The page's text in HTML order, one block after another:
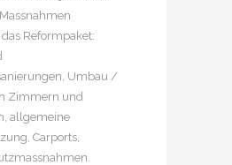
Reformpaket:
Umbau /
Zimmern und
allgemeine
Carports,